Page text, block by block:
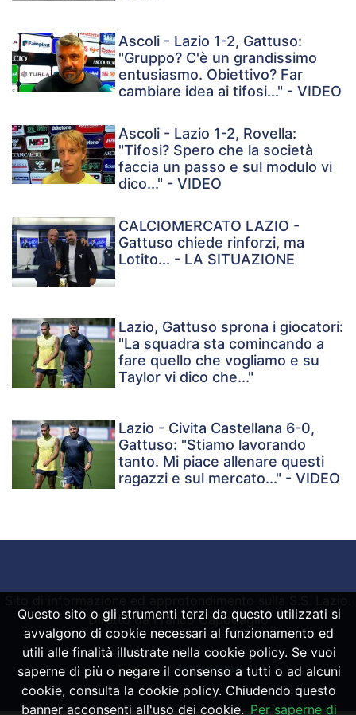
Ascoli - Lazio 1-2, Gattuso:
"Gruppo? C'è un grandissimo
entusiasmo. Obiettivo? Far
cambiare idea ai tifosi..." - VIDEO
Ascoli - Lazio 1-2, Rovella:
"Tifosi? Spero che la società
faccia un passo e sul modulo vi
dico..." - VIDEO
CALCIOMERCATO LAZIO -
Gattuso chiede rinforzi, ma
Lotito... - LA SITUAZIONE
Lazio, Gattuso sprona i giocatori:
"La squadra sta comincando a
fare quello che vogliamo e su
Taylor vi dico che..."
Lazio - Civita Castellana 6-0,
Gattuso: "Stiamo lavorando
tanto. Mi piace allenare questi
ragazzi e sul mercato..." - VIDEO
Diretto da Franco Capodaglio
Powered bySpheraHouse
Questo sito o gli strumenti terzi da questo utilizzati si
avvalgono di cookie necessari al funzionamento ed
utili alle finalità illustrate nella cookie policy. Se vuoi
saperne di più o negare il consenso a tutti o ad alcuni
cookie, consulta la cookie policy. Chiudendo questo
banner acconsenti all'uso dei cookie. Per saperne di